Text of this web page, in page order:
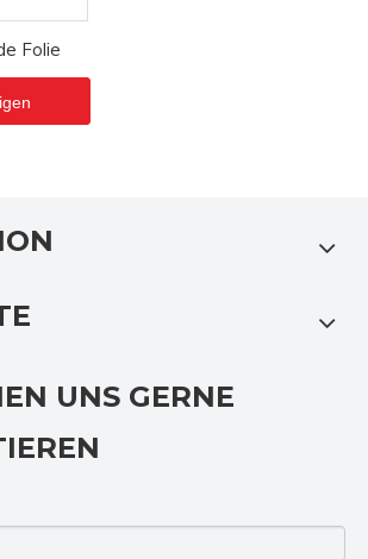
Folie
UNS GERNE